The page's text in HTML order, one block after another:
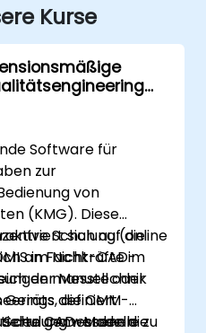
Kurse
Software für
zur
von
(KMG). Diese
sich auf die
im Nicht-CAD-
manuell oder
Geräts definiert
CAD-Modelle zu
Schulung (online
an Fachkräfte im
der Messtechnik
die CMM-
den gemessenen
werden die